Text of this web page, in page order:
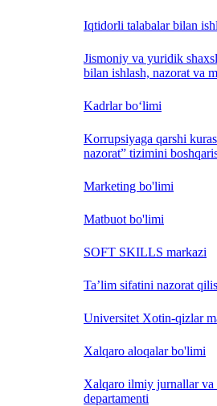
Iqtidorli talabalar bilan
Jismoniy va yuridik
bilan ishlash, nazorat va
Kadrlar bo‘limi
Korrupsiyaga qarshi
nazorat” tizimini
Marketing bo'limi
Matbuot bo'limi
SOFT SKILLS markazi
Ta’lim sifatini nazorat
Universitet Xotin-qizlar
Xalqaro aloqalar bo'limi
Xalqaro ilmiy jurnallar va
departamenti